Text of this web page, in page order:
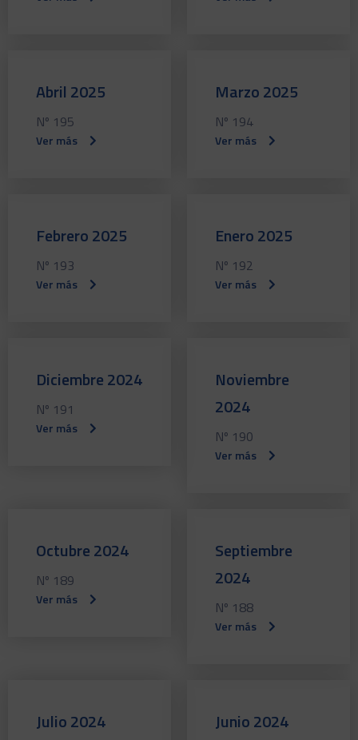
Abril 2025
Nº 195
Ver más
Marzo 2025
Nº 194
Ver más
Febrero 2025
Nº 193
Ver más
Enero 2025
Nº 192
Ver más
Diciembre 2024
Nº 191
Ver más
Noviembre
2024
Nº 190
Ver más
Octubre 2024
Nº 189
Ver más
Septiembre
2024
Nº 188
Ver más
Julio 2024 Junio 2024